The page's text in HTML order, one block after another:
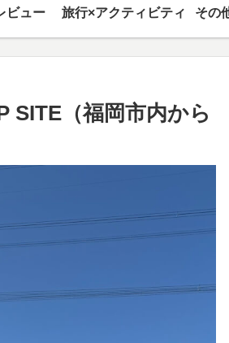
ビュー 旅行×アクティビティ
SITE（福岡市内から